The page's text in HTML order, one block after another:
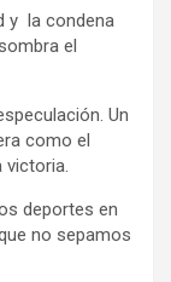
y la condena
el
Un
como el
victoria.
deportes en
no sepamos